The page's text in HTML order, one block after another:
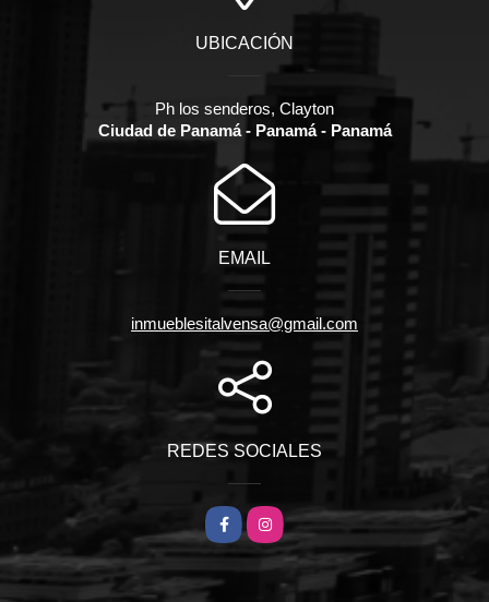
UBICACIÓN
Ph los senderos, Clayton
Ciudad de Panamá - Panamá - Panamá
EMAIL
inmueblesitalvensa@gmail.com
REDES SOCIALES
FacebookInstagram